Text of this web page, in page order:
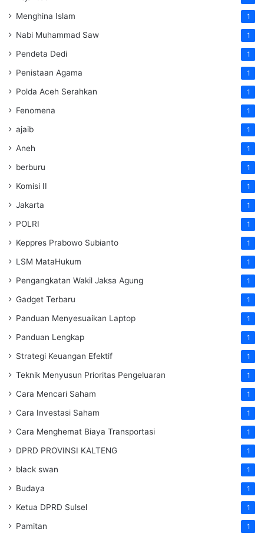
Menghina Islam 1
Nabi Muhammad Saw 1
Pendeta Dedi 1
Penistaan Agama 1
Polda Aceh Serahkan 1
Fenomena 1
ajaib 1
Aneh 1
berburu 1
Komisi II 1
Jakarta 1
POLRI 1
Keppres Prabowo Subianto 1
LSM MataHukum 1
Pengangkatan Wakil Jaksa Agung 1
Gadget Terbaru 1
Panduan Menyesuaikan Laptop 1
Panduan Lengkap 1
Strategi Keuangan Efektif 1
Teknik Menyusun Prioritas Pengeluaran 1
Cara Mencari Saham 1
Cara Investasi Saham 1
Cara Menghemat Biaya Transportasi 1
DPRD PROVINSI KALTENG 1
black swan 1
Budaya 1
Ketua DPRD Sulsel 1
Pamitan 1